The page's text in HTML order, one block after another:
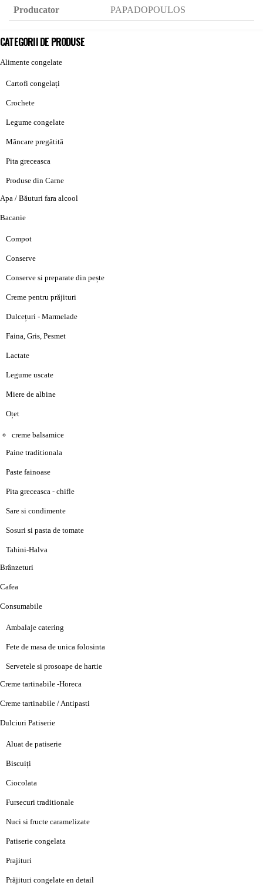
Producator PAPADOPOULOS
CATEGORII DE PRODUSE
Alimente congelate
Cartofi congelați
Crochete
Legume congelate
Mâncare pregătită
Pita greceasca
Produse din Carne
Apa / Băuturi fara alcool
Bacanie
Compot
Conserve
Conserve si preparate din pește
Creme pentru prăjituri
Dulcețuri - Marmelade
Faina, Gris, Pesmet
Lactate
Legume uscate
Miere de albine
Oțet
creme balsamice
Paine traditionala
Paste fainoase
Pita greceasca - chifle
Sare si condimente
Sosuri si pasta de tomate
Tahini-Halva
Brânzeturi
Cafea
Consumabile
Ambalaje catering
Fete de masa de unica folosinta
Servetele si prosoape de hartie
Creme tartinabile -Horeca
Creme tartinabile / Antipasti
Dulciuri Patiserie
Aluat de patiserie
Biscuiți
Ciocolata
Fursecuri traditionale
Nuci si fructe caramelizate
Patiserie congelata
Prajituri
Prăjituri congelate en detail